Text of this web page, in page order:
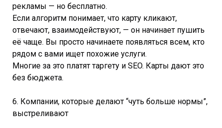
рекламы — но бесплатно.
Если алгоритм понимает, что карту кликают,
отвечают, взаимодействуют, — он начинает пушить
её чаще. Вы просто начинаете появляться всем, кто
рядом с вами ищет похожие услуги.
Многие за это платят таргету и SEO. Карты дают это
без бюджета.
6. Компании, которые делают “чуть больше нормы”,
выстреливают